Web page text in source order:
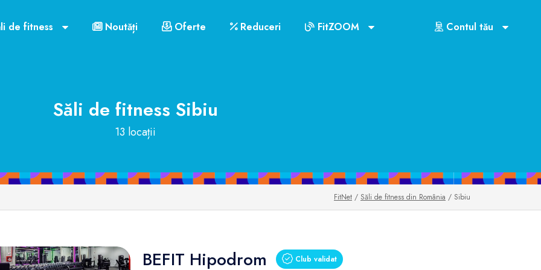
de fitness Noutăți Oferte Reduceri FitZOOM Contul tău
Săli de fitness Sibiu
13 locații
FitNet / Săli de fitness din România / Sibiu
BEFIT Hipodrom Club validat